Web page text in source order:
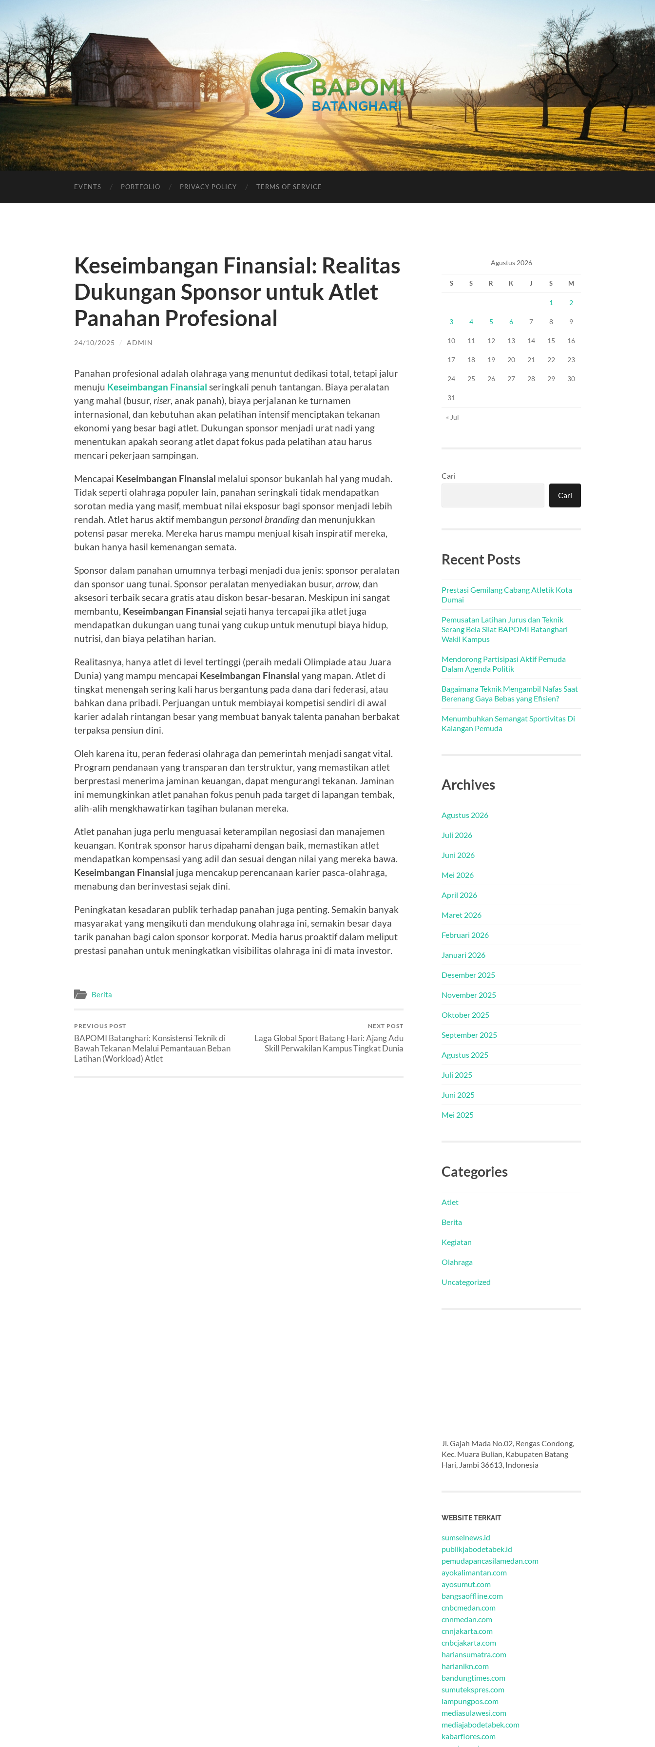
Bapomi
Batanghari
EVENTS PORTFOLIO PRIVACY POLICY TERMS OF SERVICE
Keseimbangan Finansial: Realitas
Dukungan Sponsor untuk Atlet
Panahan Profesional
24/10/2025 / ADMIN
Panahan profesional adalah olahraga yang menuntut dedikasi total, tetapi jalur
menuju Keseimbangan Finansial seringkali penuh tantangan. Biaya peralatan
yang mahal (busur, riser , anak panah), biaya perjalanan ke turnamen
internasional, dan kebutuhan akan pelatihan intensif menciptakan tekanan
ekonomi yang besar bagi atlet. Dukungan sponsor menjadi urat nadi yang
menentukan apakah seorang atlet dapat fokus pada pelatihan atau harus
mencari pekerjaan sampingan.
Mencapai Keseimbangan Finansial melalui sponsor bukanlah hal yang mudah.
Tidak seperti olahraga populer lain, panahan seringkali tidak mendapatkan
sorotan media yang masif, membuat nilai eksposur bagi sponsor menjadi lebih
rendah. Atlet harus aktif membangun personal brandingdan menunjukkan
potensi pasar mereka. Mereka harus mampu menjual kisah inspiratif mereka,
bukan hanya hasil kemenangan semata.
Sponsor dalam panahan umumnya terbagi menjadi dua jenis: sponsor peralatan
dan sponsor uang tunai. Sponsor peralatan menyediakan busur, arrow, dan
aksesori terbaik secara gratis atau diskon besar-besaran. Meskipun ini sangat
membantu, Keseimbangan Finansial sejati hanya tercapai jika atlet juga
mendapatkan dukungan uang tunai yang cukup untuk menutupi biaya hidup,
nutrisi, dan biaya pelatihan harian.
Realitasnya, hanya atlet di level tertinggi (peraih medali Olimpiade atau Juara
Dunia) yang mampu mencapai Keseimbangan Finansial yang mapan. Atlet di
tingkat menengah sering kali harus bergantung pada dana dari federasi, atau
bahkan dana pribadi. Perjuangan untuk membiayai kompetisi sendiri di awal
karier adalah rintangan besar yang membuat banyak talenta panahan berbakat
terpaksa pensiun dini.
Oleh karena itu, peran federasi olahraga dan pemerintah menjadi sangat vital.
Program pendanaan yang transparan dan terstruktur, yang memastikan atlet
berprestasi menerima jaminan keuangan, dapat mengurangi tekanan. Jaminan
ini memungkinkan atlet panahan fokus penuh pada target di lapangan tembak,
alih-alih mengkhawatirkan tagihan bulanan mereka.
Atlet panahan juga perlu menguasai keterampilan negosiasi dan manajemen
keuangan. Kontrak sponsor harus dipahami dengan baik, memastikan atlet
mendapatkan kompensasi yang adil dan sesuai dengan nilai yang mereka bawa.
Keseimbangan Finansial juga mencakup perencanaan karier pasca-olahraga,
menabung dan berinvestasi sejak dini.
Peningkatan kesadaran publik terhadap panahan juga penting. Semakin banyak
masyarakat yang mengikuti dan mendukung olahraga ini, semakin besar daya
tarik panahan bagi calon sponsor korporat. Media harus proaktif dalam meliput
prestasi panahan untuk meningkatkan visibilitas olahraga ini di mata investor.
Berita
PREVIOUS POST
BAPOMI Batanghari: Konsistensi Teknik di
Bawah Tekanan Melalui Pemantauan Beban
Latihan (Workload) Atlet
NEXT POST
Laga Global Sport Batang Hari: Ajang Adu
Skill Perwakilan Kampus Tingkat Dunia
Agustus 2026
S S R K J S M
1 2
3 4 5 6 7 8 9
10 11 12 13 14 15 16
17 18 19 20 21 22 23
24 25 26 27 28 29 30
31
« Jul
Cari
Cari
Recent Posts
Prestasi Gemilang Cabang Atletik Kota
Dumai
Pemusatan Latihan Jurus dan Teknik
Serang Bela Silat BAPOMI Batanghari
Wakil Kampus
Mendorong Partisipasi Aktif Pemuda
Dalam Agenda Politik
Bagaimana Teknik Mengambil Nafas Saat
Berenang Gaya Bebas yang Efisien?
Menumbuhkan Semangat Sportivitas Di
Kalangan Pemuda
Archives
Agustus 2026
Juli 2026
Juni 2026
Mei 2026
April 2026
Maret 2026
Februari 2026
Januari 2026
Desember 2025
November 2025
Oktober 2025
September 2025
Agustus 2025
Juli 2025
Juni 2025
Mei 2025
Categories
Atlet
Berita
Kegiatan
Olahraga
Uncategorized
Jl. Gajah Mada No.02, Rengas Condong,
Kec. Muara Bulian, Kabupaten Batang
Hari, Jambi 36613, Indonesia
WEBSITE TERKAIT
sumselnews.id
publikjabodetabek.id
pemudapancasilamedan.com
ayokalimantan.com
ayosumut.com
bangsaoffline.com
cnbcmedan.com
cnnmedan.com
cnnjakarta.com
cnbcjakarta.com
hariansumatra.com
harianikn.com
bandungtimes.com
sumutekspres.com
lampungpos.com
mediasulawesi.com
mediajabodetabek.com
kabarflores.com